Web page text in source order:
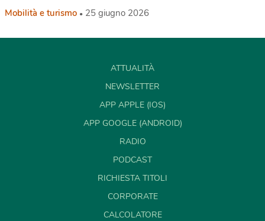
Mobilità e turismo 25 giugno 2026
ATTUALITÀ
NEWSLETTER
APP APPLE (IOS)
APP GOOGLE (ANDROID)
RADIO
PODCAST
RICHIESTA TITOLI
CORPORATE
CALCOLATORE